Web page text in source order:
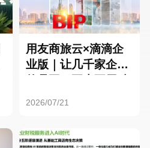
用友商旅云×滴滴企
业版｜让几千家企业
2026/07/21